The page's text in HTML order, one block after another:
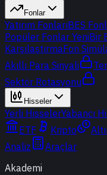
Fonlar
Yatırım FonlarıBES
Popüler Fonlar YeniBir
KarşılaştırmaFon
Akıllı Para Sinyali
Sektör Rotasyonu
Hisseler
Yerli HisselerYabancı
ETF
Kripto
Analiz
Araçlar
Akademi